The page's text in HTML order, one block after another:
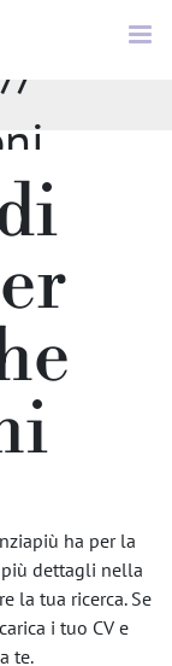
ha per la
dettagli nella
la tua ricerca. Se
i tuo CV e
te.